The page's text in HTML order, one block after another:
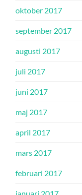
oktober 2017
september 2017
augusti 2017
juli 2017
juni 2017
maj 2017
april 2017
mars 2017
februari 2017